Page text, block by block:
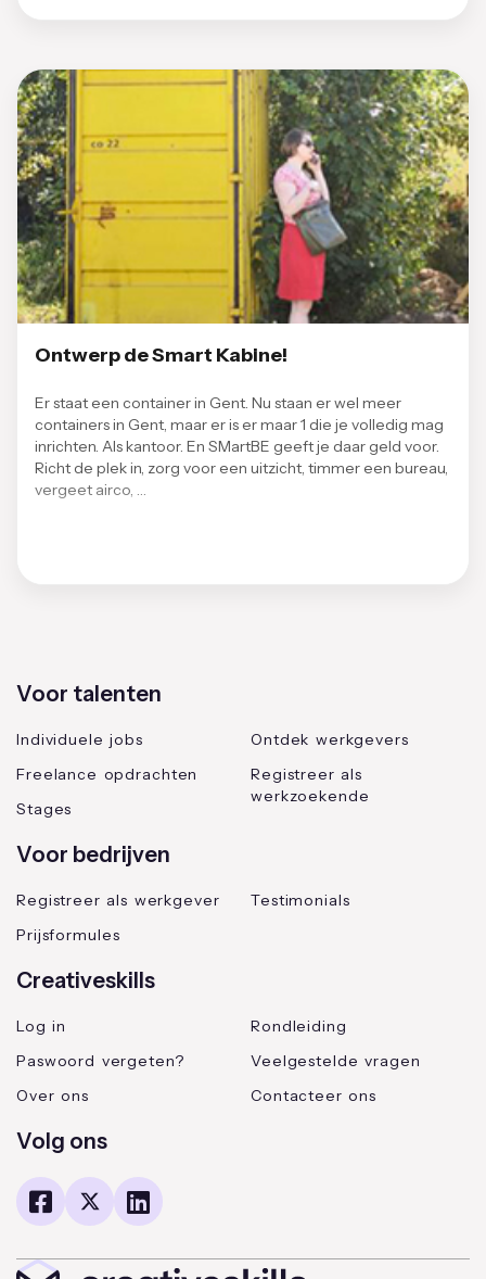
Ontwerp de Smart Kabine!
Er staat een container in Gent. Nu staan er wel meer
containers in Gent, maar er is er maar 1 die je volledig mag
inrichten. Als kantoor. En SMartBE geeft je daar geld voor.
Richt de plek in, zorg voor een uitzicht, timmer een bureau,
vergeet airco, …
Voor talenten
Individuele jobs
Freelance opdrachten
Stages
Ontdek werkgevers
Registreer als
werkzoekende
Voor bedrijven
Registreer als werkgever
Prijsformules
Testimonials
Creativeskills
Log in
Paswoord vergeten?
Over ons
Rondleiding
Veelgestelde vragen
Contacteer ons
Volg ons